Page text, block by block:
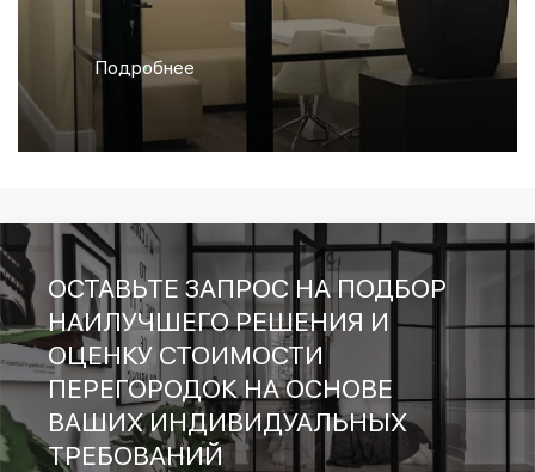
Подробнее
ОСТАВЬТЕ ЗАПРОС НА ПОДБОР
НАИЛУЧШЕГО РЕШЕНИЯ И
ОЦЕНКУ СТОИМОСТИ
ПЕРЕГОРОДОК НА ОСНОВЕ
ВАШИХ ИНДИВИДУАЛЬНЫХ
ТРЕБОВАНИЙ